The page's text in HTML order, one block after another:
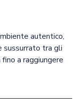
autentico,
sussurrato tra gli
a raggiungere